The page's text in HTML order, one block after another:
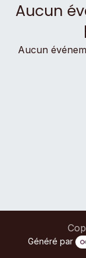
Aucun
Aucun
Généré par